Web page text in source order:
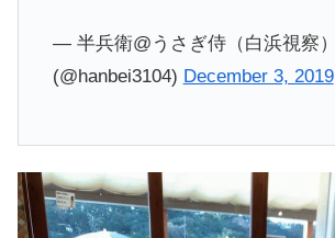
— 半兵衛@うさぎ侍（白浜視察）
(@hanbei3104) December 3, 2019